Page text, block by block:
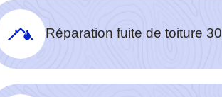
Réparation fuite de toiture 30